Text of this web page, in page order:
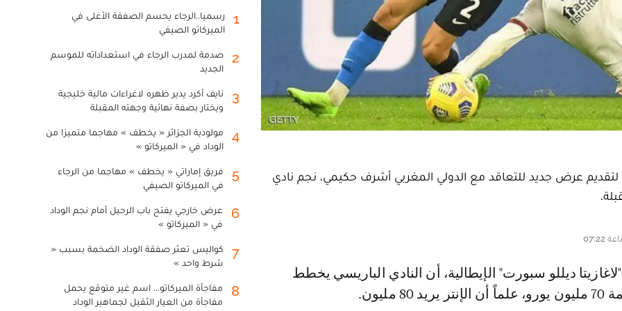
عرض جديد للتعاقد مع الدولي المغربي أشرف حكيمي، نجم نادي
1
رسميا..الرجاء يحسم الصفقة الأغلى في
الميركاتو الصيفي
2
صدمة لمدرب الرجاء في استعداداته للموسم
الجديد
3
نايف أكرد يدير ظهره لاغراءات مالية خليجية
ويختار بصفة نهائية وجهته المقبلة
4
مولودية الجزائر « يخطف » مهاجما متميزا من
الوداد في « الميركاتو »
5
فريق إماراتي « يخطف » مهاجما من الرجاء
في الميركاتو الصيفي
6
عرض خارجي يفتح باب الرحيل أمام نجم الوداد
في « الميركاتو »
7
كواليس تعثر صفقة الوداد الضخمة بسبب «
شرط واحد »
8
مفاجأة الميركاتو... اسم غير متوقع يحمل
مفاجأة من العيار الثقيل لجماهير الوداد